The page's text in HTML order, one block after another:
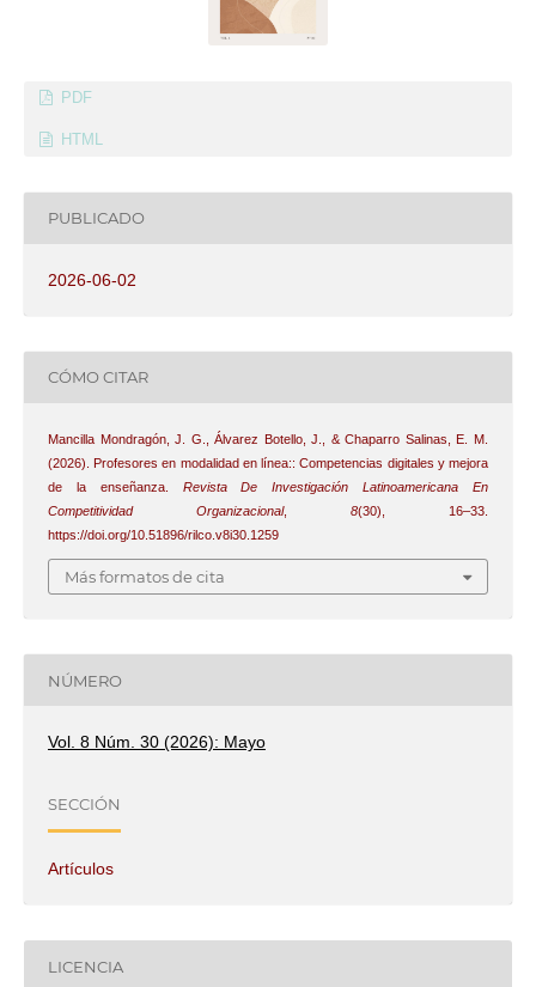
PDF
HTML
PUBLICADO
2026-06-02
CÓMO CITAR
Mancilla Mondragón, J. G., Álvarez Botello, J., & Chaparro Salinas, E. M.
(2026). Profesores en modalidad en línea:: Competencias digitales y mejora
de la enseñanza. Revista De Investigación Latinoamericana En
Competitividad Organizacional,8(30), 16–33.
https://doi.org/10.51896/rilco.v8i30.1259
Más formatos de cita
NÚMERO
Vol. 8 Núm. 30 (2026): Mayo
SECCIÓN
Artículos
LICENCIA